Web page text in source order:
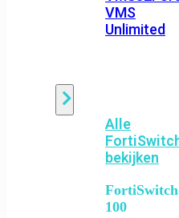
VMS
Unlimited
Alle
bekijken
FortiSwitch
100